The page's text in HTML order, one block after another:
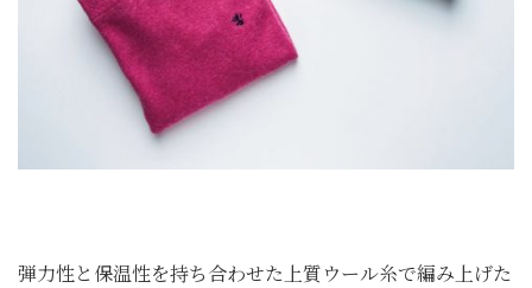
弾力性と保温性を持ち合わせた上質ウール糸で編み上げた